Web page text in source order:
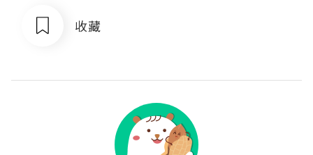
收藏